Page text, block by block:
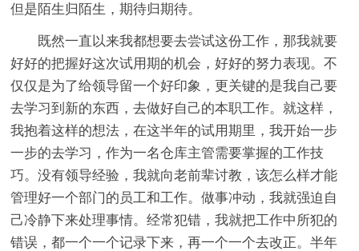
但是陌生归陌生，期待归期待。
既然一直以来我都想要去尝试这份工作，那我就要
好好的把握好这次试用期的机会，好好的努力表现。不
仅仅是为了给领导留一个好印象，更关键的是我自己要
去学习到新的东西，去做好自己的本职工作。就这样，
我抱着这样的想法，在这半年的试用期里，我开始一步
一步的去学习，作为一名仓库主管需要掌握的工作技
巧。没有领导经验，我就向老前辈讨教，该怎么样才能
管理好一个部门的员工和工作。做事冲动，我就强迫自
己冷静下来处理事情。经常犯错，我就把工作中所犯的
错误，都一个一个记录下来，再一个一个去改正。半年